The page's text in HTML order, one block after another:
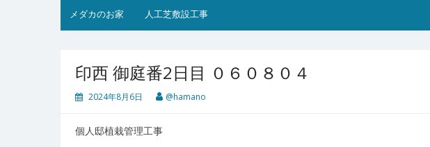
メダカのお家 人工芝敷設工事
印西 御庭番2日目 ０６０８０４
2024年8月6日 @hamano
個人邸植栽管理工事